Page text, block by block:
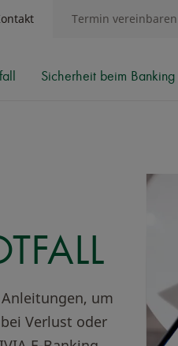
Sicherheit beim Banking
Termin vereinbaren
um
Verlust oder